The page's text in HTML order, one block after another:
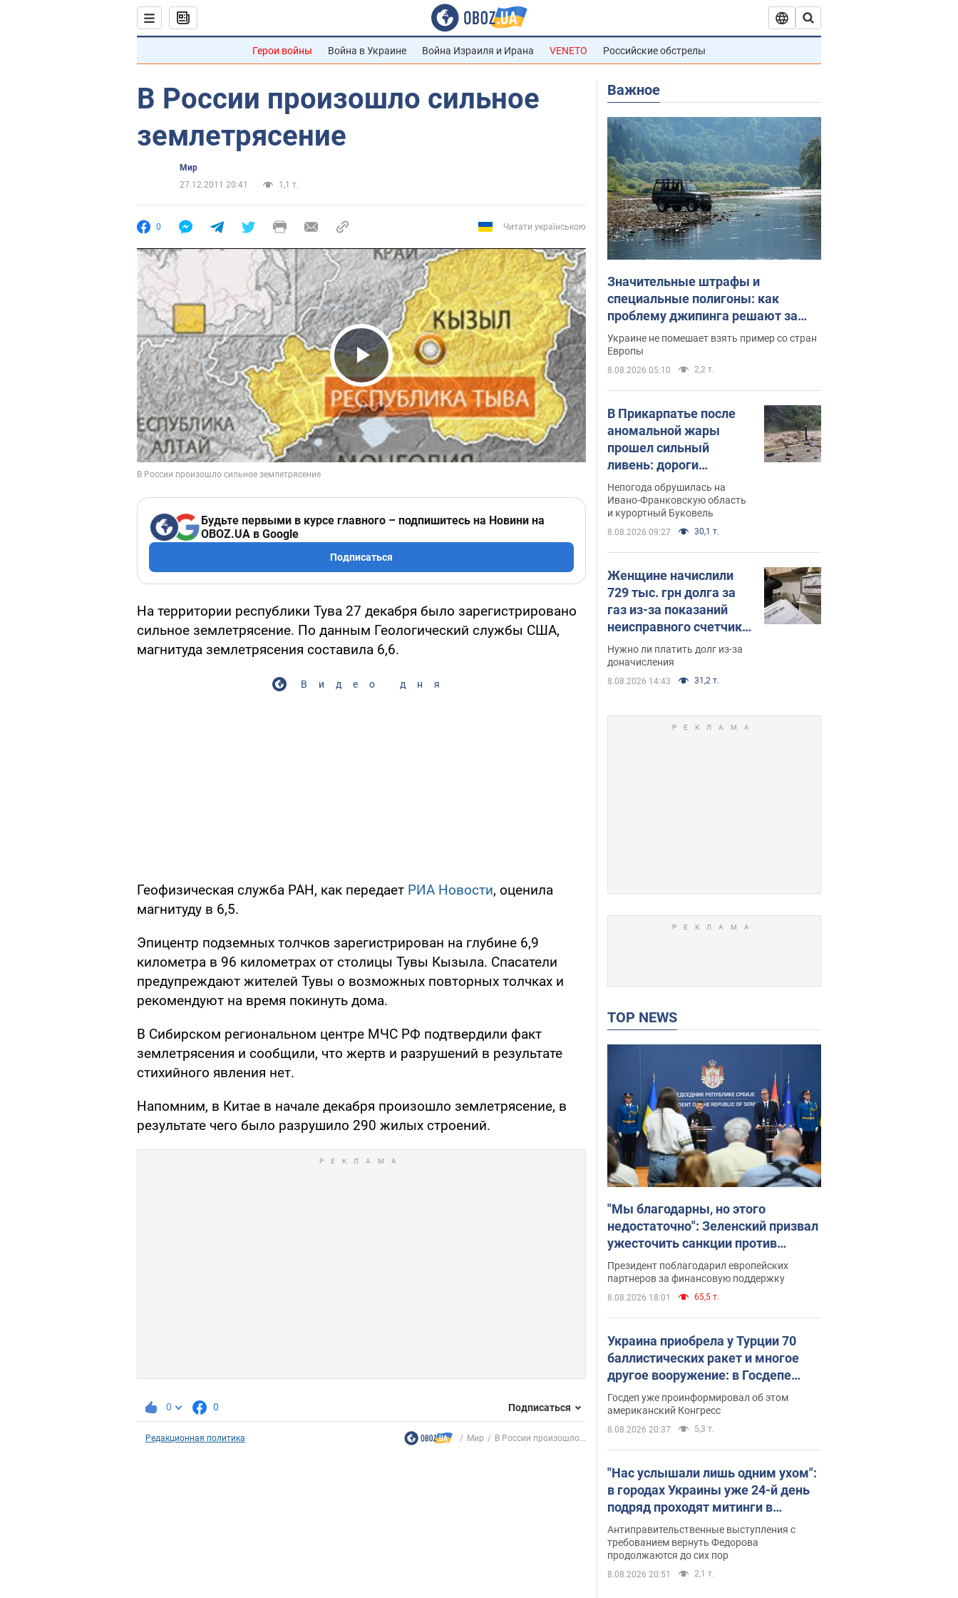
Герои войны Война в Украине Война Израиля и Ирана VENETO Российские обстрелы
В России произошло сильное
землетрясение
Мир
27.12.2011 20:41
1,1 т.
0 Читати українською
Play Video
Будьте первыми в курсе главного – подпишитесь на Новини на
OBOZ.UA в Google
Подписаться
На территории республики Тува 27 декабря было зарегистрировано
сильное землетрясение. По данным Геологический службы США,
магнитуда землетрясения составила 6,6.
Видео дня
Геофизическая служба РАН, как передает РИА Новости, оценила
магнитуду в 6,5.
Эпицентр подземных толчков зарегистрирован на глубине 6,9
километра в 96 километрах от столицы Тувы Кызыла. Спасатели
предупреждают жителей Тувы о возможных повторных толчках и
рекомендуют на время покинуть дома.
В Сибирском региональном центре МЧС РФ подтвердили факт
землетрясения и сообщили, что жертв и разрушений в результате
стихийного явления нет.
Напомним, в Китае в начале декабря произошло землетрясение, в
результате чего было разрушило 290 жилых строений.
0 0 Подписаться
Редакционная политика Мир В России произошло...
Важное
Значительные штрафы и
специальные полигоны: как
проблему джипинга решают за
границей
Украине не помешает взять пример со стран
Европы
8.08.2026 05:10 2,2 т.
В Прикарпатье после
аномальной жары
прошел сильный
ливень: дороги
превратились в реки.
Видео
Непогода обрушилась на
Ивано-Франковскую область
и курортный Буковель
8.08.2026 09:27 30,1 т.
Женщине начислили
729 тыс. грн долга за
газ из-за показаний
неисправного счетчика:
судья вынес
неожиданное решение
Нужно ли платить долг из-за
доначисления
8.08.2026 14:43 31,2 т.
TOP NEWS
"Мы благодарны, но этого
недостаточно": Зеленский призвал
ужесточить санкции против
России
Президент поблагодарил европейских
партнеров за финансовую поддержку
8.08.2026 18:01 65,5 т.
Украина приобрела у Турции 70
баллистических ракет и многое
другое вооружение: в Госдепе
США обнародовали список
Госдеп уже проинформировал об этом
американский Конгресс
8.08.2026 20:37 5,3 т.
"Нас услышали лишь одним ухом":
в городах Украины уже 24-й день
подряд проходят митинги в
поддержку Федорова. Фото и
видео
Антиправительственные выступления с
требованием вернуть Федорова
продолжаются до сих пор
8.08.2026 20:51 2,1 т.